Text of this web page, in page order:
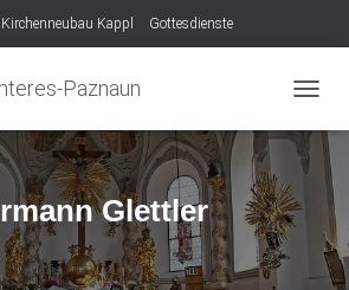
Kappl Gottesdienste
Paznaun
Glettler